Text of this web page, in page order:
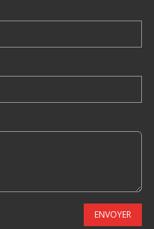
ENVOYER